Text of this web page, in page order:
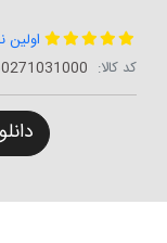
اولین
کد کالا: